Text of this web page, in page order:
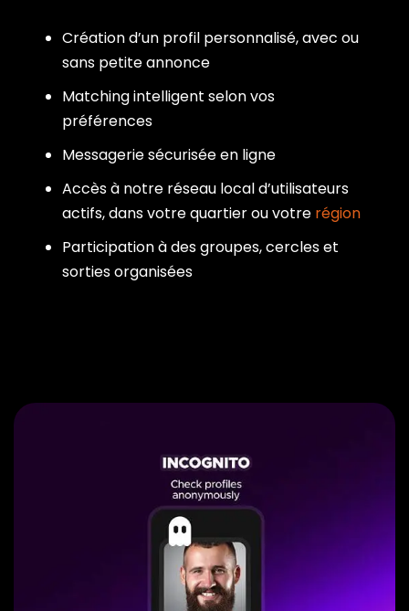
Création d’un profil personnalisé, avec ou
sans petite annonce
Matching intelligent selon vos
préférences
Messagerie sécurisée en ligne
Accès à notre réseau local d’utilisateurs
actifs, dans votre quartier ou votre région
Participation à des groupes, cercles et
sorties organisées